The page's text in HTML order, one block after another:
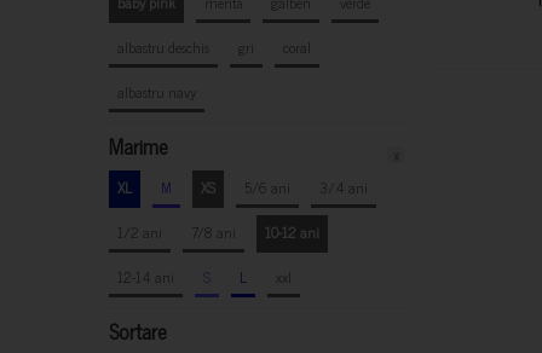
albastru deschis
gri
coral
albastru navy
Marime
XL M XS 5/6 ani
3/4 ani
1/2 ani
7/8 ani
10-12 ani
12-14 ani
S L xxl
Sortare